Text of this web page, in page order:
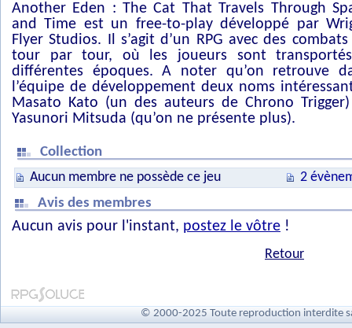
Another Eden : The Cat That Travels Through
and Time est un free-to-play développé par
Flyer Studios. Il s’agit d’un RPG avec des
tour par tour, où les joueurs sont
différentes époques. A noter qu’on retrouve
l’équipe de développement deux noms
Masato Kato (un des auteurs de Chrono
Yasunori Mitsuda (qu’on ne présente plus).
Collection
Aucun membre ne possède ce jeu
2
Avis des membres
Aucun avis pour l'instant, postez le vôtre !
Retour
© 2000-2025 Toute reproduction interdite